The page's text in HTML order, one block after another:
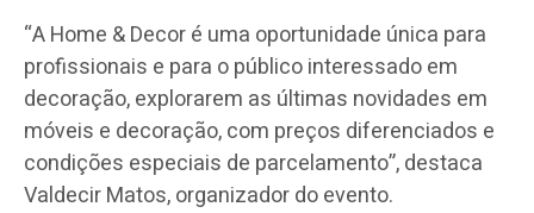
“A Home & Decor é uma oportunidade única para
profissionais e para o público interessado em
decoração, explorarem as últimas novidades em
móveis e decoração, com preços diferenciados e
condições especiais de parcelamento”, destaca
Valdecir Matos, organizador do evento.